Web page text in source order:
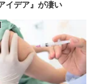
イデア』が凄い